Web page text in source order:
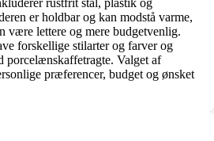
rustfrit stål, plastik og
er holdbar og kan modstå varme,
være lettere og mere budgetvenlig.
forskellige stilarter og farver og
porcelænskaffetragte. Valget af
præferencer, budget og ønsket